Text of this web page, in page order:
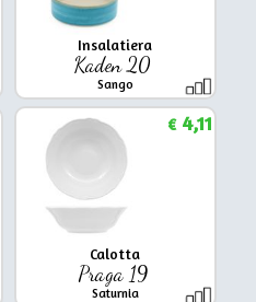
Insalatiera
Kaden 20
Sango
Calotta
Praga 19
Saturnia
€4,11